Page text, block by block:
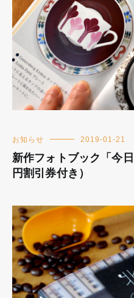
お知らせ 2019-01-21
新作フォトブック「今
円割引券付き）